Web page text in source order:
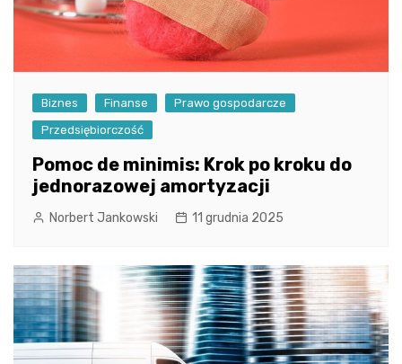
Biznes Finanse
Prawo gospodarcze
Przedsiębiorczość
Pomoc de minimis: Krok po kroku do
jednorazowej amortyzacji
Norbert Jankowski 11 grudnia 2025